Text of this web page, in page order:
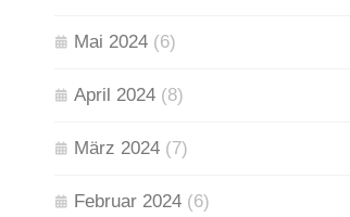
Mai 2024 (6)
April 2024 (8)
März 2024 (7)
Februar 2024 (6)